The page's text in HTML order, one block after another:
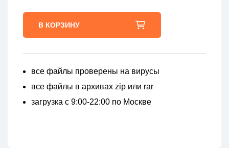
В КОРЗИНУ
все файлы проверены на вирусы
все файлы в архивах zip или rar
загрузка с 9:00-22:00 по Москве